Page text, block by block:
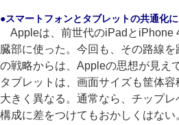
●スマートフォンとタブレットの共通化
Appleは、前世代のiPadとiPhone
臓部に使った。今回も、その路線
の戦略からは、Appleの思想が見え
タブレットは、画面サイズも筐体
大きく異なる。通常なら、チップ
構成に差をつけてもおかしくはな